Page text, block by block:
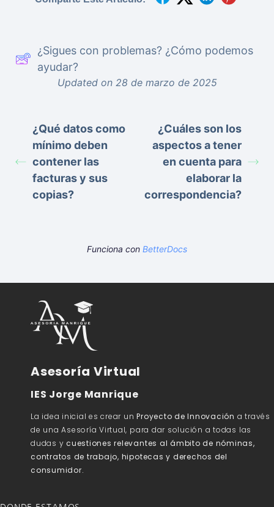
¿Sigues con problemas? ¿Cómo podemos
ayudar?
Updated on 28 de marzo de 2025
¿Qué datos como
mínimo deben
contener las
facturas y sus
copias?
¿Cuáles son los
aspectos a tener
en cuenta para
elaborar la
correspondencia?
Funciona con BetterDocs
Asesoría Virtual
IES Jorge Manrique
La idea inicial es crear unProyecto de Innovación a través
de una Asesoría Virtual, para dar solución a todas las
dudas y cuestiones relevantes al ámbito de nóminas,
contratos de trabajo, hipotecas y derechos del
consumidor.